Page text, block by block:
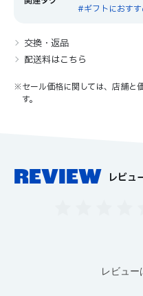
ギフトにおすす
交換・返品
配送料はこちら
※セール価格に関しては、店舗と
す。
REVIEW レビュ
レビュー